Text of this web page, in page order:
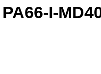
PA66-I-